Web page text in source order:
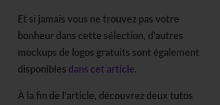
Et si jamais vous ne trouvez pas votre
bonheur dans cette sélection, d’autres
mockups de logos gratuits sont également
disponibles dans cet article.
À la fin de l’article, découvrez deux tutos